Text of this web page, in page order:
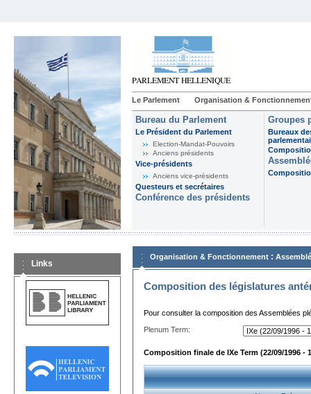
Le Parlement Organisation &
Bureau du Parlement
Le Président du Parlement
Election-Mandat-Pouvoirs
Anciens présidents
Vice-présidents
Anciens vice-présidents
Questeurs et secrétaires
Conférence des présidents
Groupes
Bureaux
Links
Organisation & Fonctionnement :
Composition des législatures
Pour consulter la composition des Assemblées
Plenum Term:
Composition finale de IXe Term (22/09/1996 -